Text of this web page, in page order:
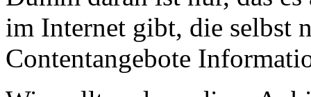
im Internet gibt, die selbst
Contentangebote